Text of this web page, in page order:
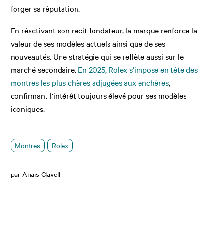
forger sa réputation.
En réactivant son récit fondateur, la marque renforce la
valeur de ses modèles actuels ainsi que de ses
nouveautés. Une stratégie qui se reflète aussi sur le
marché secondaire. En 2025, Rolex s’impose en tête des
montres les plus chères adjugées aux enchères,
confirmant l'intérêt toujours élevé pour ses modèles
iconiques.
Montres Rolex
parAnaïs Clavell